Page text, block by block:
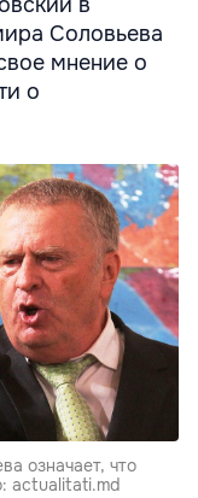
Соловьева
мнение о
о
означает, что
actualitati.md